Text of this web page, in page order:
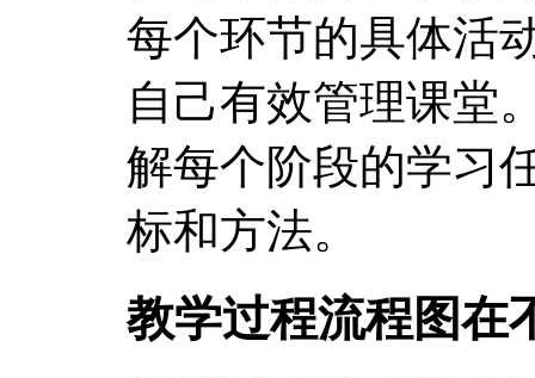
每个环节的具体活
自己有效管理课堂
解每个阶段的学习
标和方法。
教学过程流程图在